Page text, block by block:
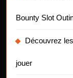
Bounty Slot
Découvrez
jouer